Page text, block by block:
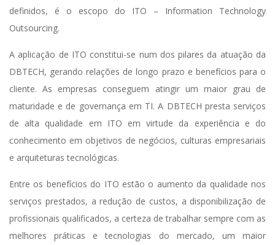
definidos, é o escopo do ITO – Information Technology
Outsourcing.
A aplicação de ITO constitui-se num dos pilares da atuação da
DBTECH, gerando relações de longo prazo e benefícios para o
cliente. As empresas conseguem atingir um maior grau de
maturidade e de governança em TI. A DBTECH presta serviços
de alta qualidade em ITO em virtude da experiência e do
conhecimento em objetivos de negócios, culturas empresariais
e arquiteturas tecnológicas.
Entre os benefícios do ITO estão o aumento da qualidade nos
serviços prestados, a redução de custos, a disponibilização de
profissionais qualificados, a certeza de trabalhar sempre com as
melhores práticas e tecnologias do mercado, um maior